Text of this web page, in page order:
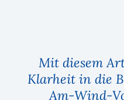
Mit diesem
Klarheit in die
Am-Wind-